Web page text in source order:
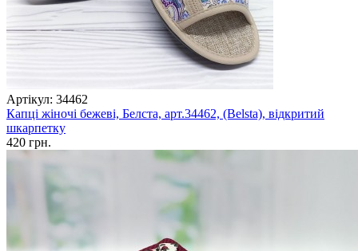
Артікул: 34462
Капці жіночі бежеві, Белста, арт.34462, (Belsta), відкритий
шкарпетку
420 грн.